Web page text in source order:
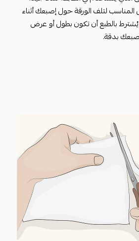
المناسب لتلف الورقة حول إصبعك أثناء
بالطبع أن تكون بطول أو عرض
بدقة.